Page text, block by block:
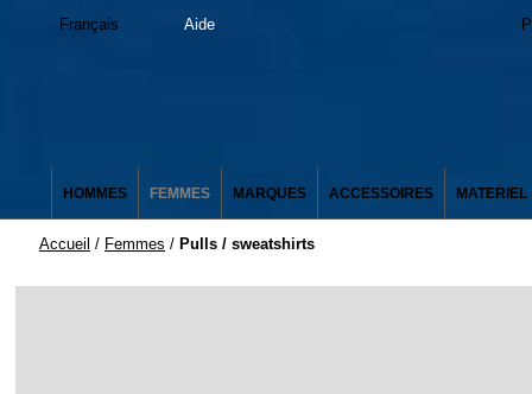
Français Aide
HOMMES FEMMES MARQUES ACCESSOIRES MATERIEL
Accueil / Femmes / Pulls / sweatshirts